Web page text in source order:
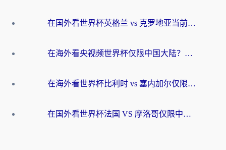
在国外看世界杯英格兰 vs 克罗地亚当前地区不可播放？这篇指南帮你搞定所有海外观赛难题
在海外看央视频世界杯仅限中国大陆？这篇指南帮你解锁中文解说+无卡顿直播
在海外看世界杯比利时 vs 塞内加尔仅限中国大陆？我找到了最流畅的中文解说之路
在国外看世界杯法国 VS 摩洛哥仅限中国大陆？海外党这样看中文解说赛事不卡顿